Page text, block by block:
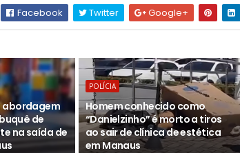
Facebook Twitter Google+
abordagem
de
na saída de
POLÍCIA
Homem conhecido como
“Danielzinho” é morto a tiros
ao sair de clínica de estética
em Manaus